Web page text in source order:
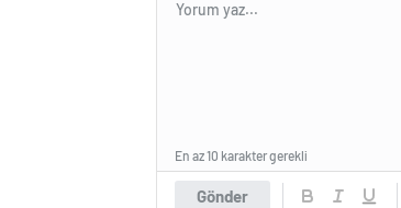
Gönder
En az 10 karakter gerekli